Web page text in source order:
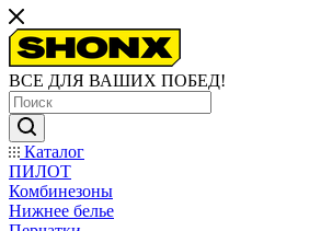
ВСЕ ДЛЯ ВАШИХ ПОБЕД!
Каталог
ПИЛОТ
Комбинезоны
Нижнее белье